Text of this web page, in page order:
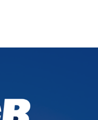
– Giải tỏa cơn
Quy Nhơn 2022 –
Nha Trang 2022
chính
Marathon 2022 –